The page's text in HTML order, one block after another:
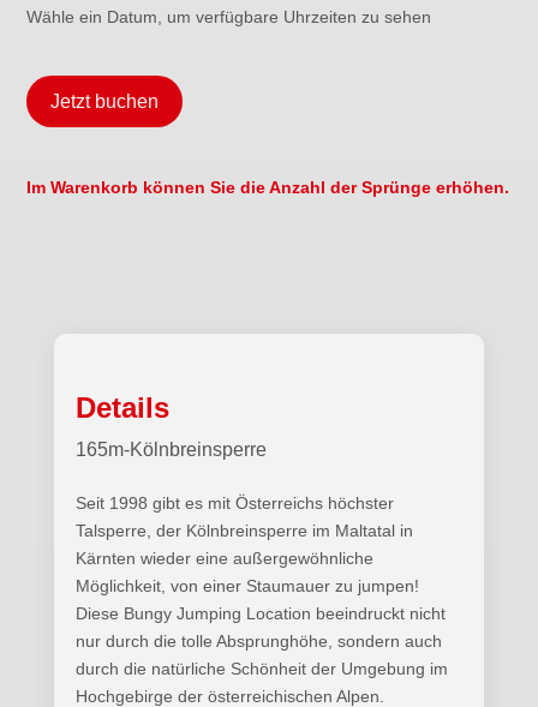
Wähle ein Datum, um verfügbare Uhrzeiten zu sehen
Jetzt buchen
Im Warenkorb können Sie die Anzahl der Sprünge erhöhen.
Details
165m-Kölnbreinsperre
Seit 1998 gibt es mit Österreichs höchster
Talsperre, der Kölnbreinsperre im Maltatal in
Kärnten wieder eine außergewöhnliche
Möglichkeit, von einer Staumauer zu jumpen!
Diese Bungy Jumping Location beeindruckt nicht
nur durch die tolle Absprunghöhe, sondern auch
durch die natürliche Schönheit der Umgebung im
Hochgebirge der österreichischen Alpen.